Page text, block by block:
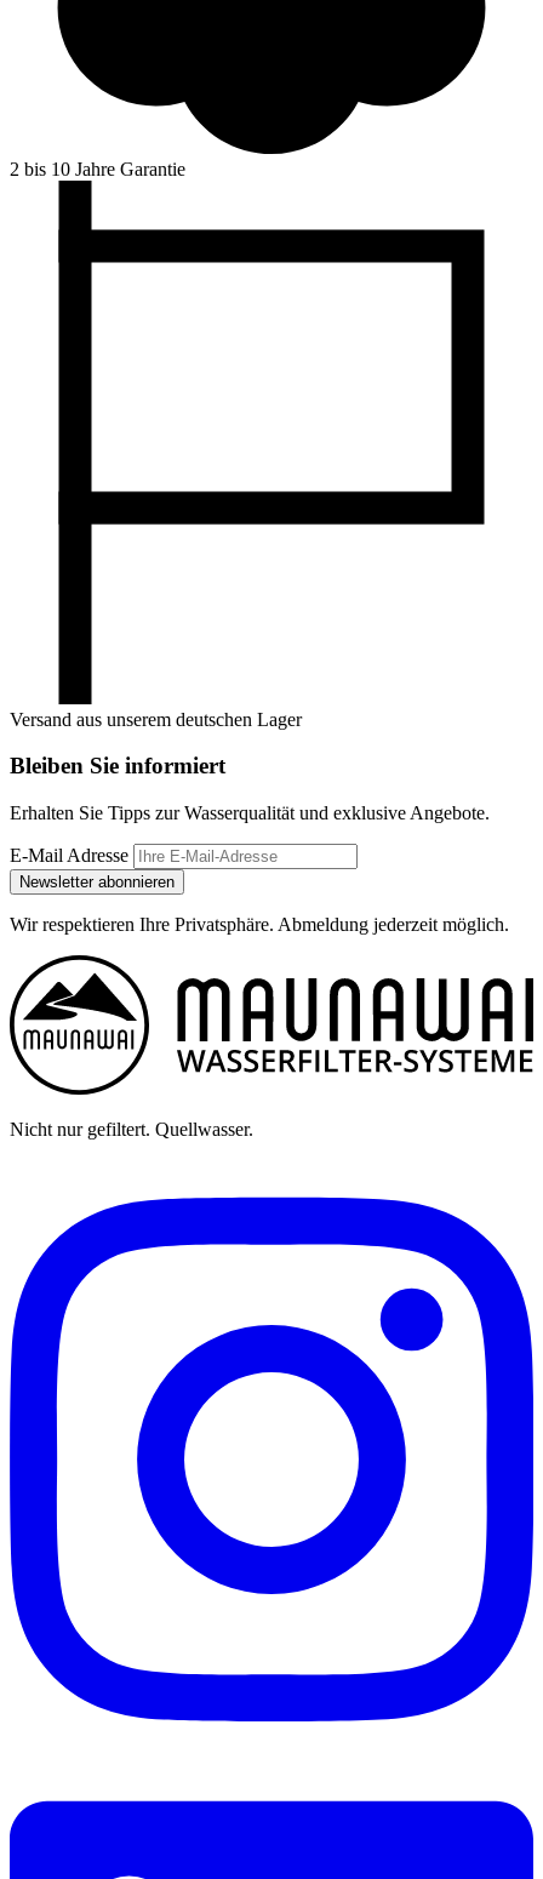
2 bis 10 Jahre Garantie
Versand aus unserem deutschen Lager
Bleiben Sie informiert
Erhalten Sie Tipps zur Wasserqualität und exklusive Angebote.
E-Mail Adresse
Newsletter abonnieren
Wir respektieren Ihre Privatsphäre. Abmeldung jederzeit möglich.
Nicht nur gefiltert. Quellwasser.